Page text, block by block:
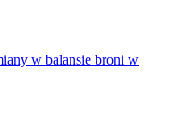
w balansie broni w